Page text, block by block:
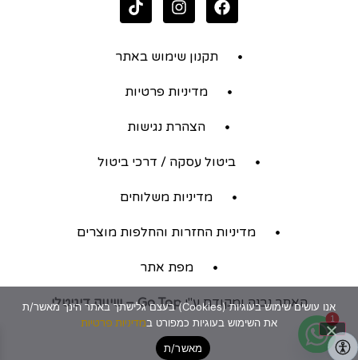
תקנון שימוש באתר
מדיניות פרטיות
הצהרת נגישות
ביטול עסקה / דרכי ביטול
מדיניות משלוחים
מדיניות החזרות והחלפות מוצרים
מפת אתר
האתר נבנה ומקודם ע"יGo Top – שיווק דיגיטלי
אנו עושים שימוש בעוגיות (Cookies) בעצם גלישתך באתר הינך מאשר/ת
את השימוש בעוגיות כמפורט במדיניות פרטיות
מאשר/ת
1